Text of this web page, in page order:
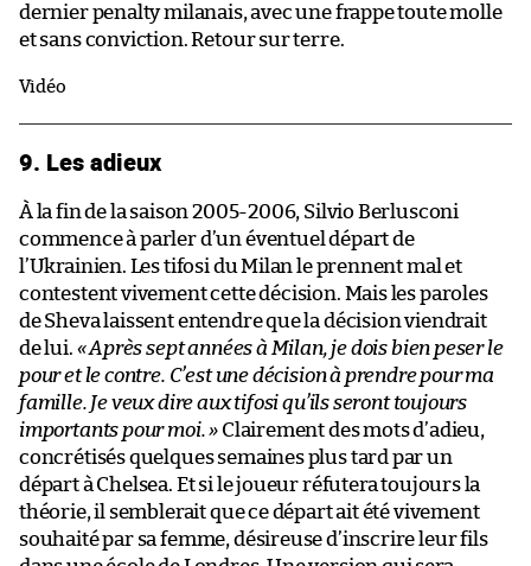
dernier penalty milanais, avec une frappe toute molle
et sans conviction. Retour sur terre.
Vidéo
9. Les adieux
À la fin de la saison 2005-2006, Silvio Berlusconi
commence à parler d’un éventuel départ de
l’Ukrainien. Les tifosi du Milan le prennent mal et
contestent vivement cette décision. Mais les paroles
de Sheva laissent entendre que la décision viendrait
de lui. « Après sept années à Milan, je dois bien peser le
pour et le contre. C’est une décision à prendre pour ma
famille. Je veux dire aux tifosi qu’ils seront toujours
importants pour moi. » Clairement des mots d’adieu,
concrétisés quelques semaines plus tard par un
départ à Chelsea. Et si le joueur réfutera toujours la
théorie, il semblerait que ce départ ait été vivement
souhaité par sa femme, désireuse d’inscrire leur fils